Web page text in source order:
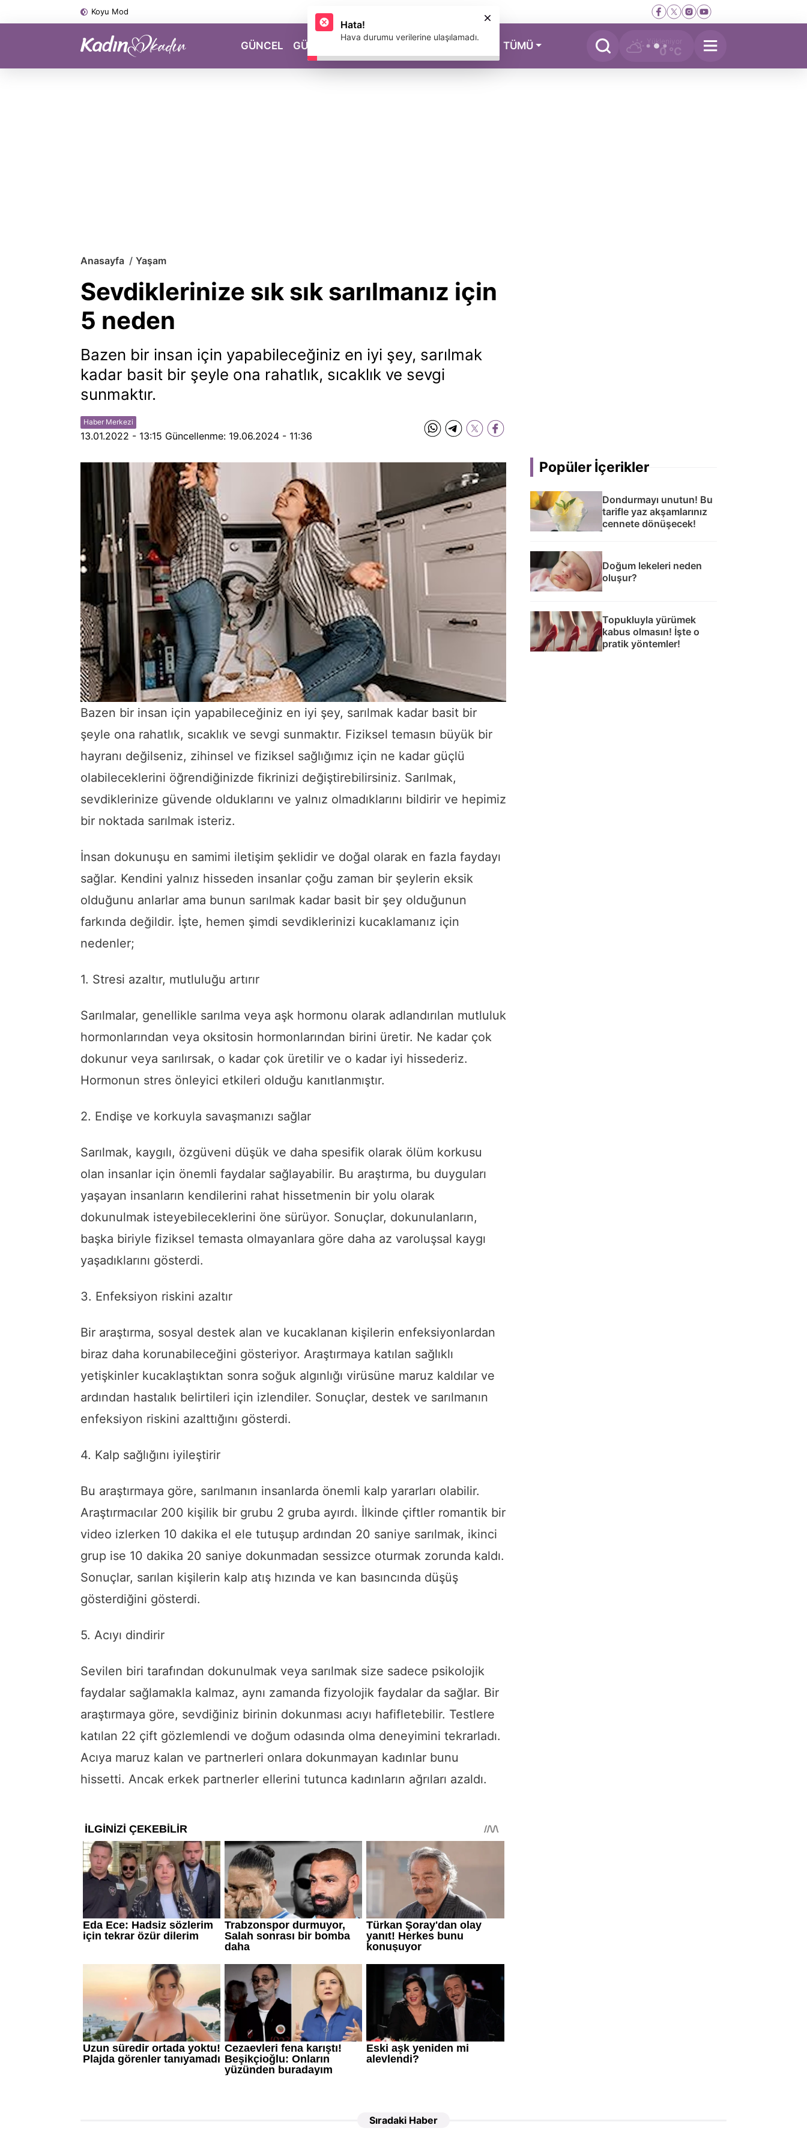
Koyu Mod
GÜNCEL GÜZELLİK MAGAZİN TÜMÜ Yükleniyor
0 °C
Anasayfa Yaşam
Sevdiklerinize sık sık sarılmanız için
5 neden
Bazen bir insan için yapabileceğiniz en iyi şey, sarılmak
kadar basit bir şeyle ona rahatlık, sıcaklık ve sevgi
sunmaktır.
Haber Merkezi
13.01.2022 - 13:15 Güncellenme: 19.06.2024 - 11:36
Bazen bir insan için yapabileceğiniz en iyi şey, sarılmak kadar basit bir
şeyle ona rahatlık, sıcaklık ve sevgi sunmaktır. Fiziksel temasın büyük bir
hayranı değilseniz, zihinsel ve fiziksel sağlığımız için ne kadar güçlü
olabileceklerini öğrendiğinizde fikrinizi değiştirebilirsiniz. Sarılmak,
sevdiklerinize güvende olduklarını ve yalnız olmadıklarını bildirir ve hepimiz
bir noktada sarılmak isteriz.
İnsan dokunuşu en samimi iletişim şeklidir ve doğal olarak en fazla faydayı
sağlar. Kendini yalnız hisseden insanlar çoğu zaman bir şeylerin eksik
olduğunu anlarlar ama bunun sarılmak kadar basit bir şey olduğunun
farkında değildir. İşte, hemen şimdi sevdiklerinizi kucaklamanız için
nedenler;
1. Stresi azaltır, mutluluğu artırır
Sarılmalar, genellikle sarılma veya aşk hormonu olarak adlandırılan mutluluk
hormonlarından veya oksitosin hormonlarından birini üretir. Ne kadar çok
dokunur veya sarılırsak, o kadar çok üretilir ve o kadar iyi hissederiz.
Hormonun stres önleyici etkileri olduğu kanıtlanmıştır.
2. Endişe ve korkuyla savaşmanızı sağlar
Sarılmak, kaygılı, özgüveni düşük ve daha spesifik olarak ölüm korkusu
olan insanlar için önemli faydalar sağlayabilir. Bu araştırma, bu duyguları
yaşayan insanların kendilerini rahat hissetmenin bir yolu olarak
dokunulmak isteyebileceklerini öne sürüyor. Sonuçlar, dokunulanların,
başka biriyle fiziksel temasta olmayanlara göre daha az varoluşsal kaygı
yaşadıklarını gösterdi.
3. Enfeksiyon riskini azaltır
Bir araştırma, sosyal destek alan ve kucaklanan kişilerin enfeksiyonlardan
biraz daha korunabileceğini gösteriyor. Araştırmaya katılan sağlıklı
yetişkinler kucaklaştıktan sonra soğuk algınlığı virüsüne maruz kaldılar ve
ardından hastalık belirtileri için izlendiler. Sonuçlar, destek ve sarılmanın
enfeksiyon riskini azalttığını gösterdi.
4. Kalp sağlığını iyileştirir
Bu araştırmaya göre, sarılmanın insanlarda önemli kalp yararları olabilir.
Araştırmacılar 200 kişilik bir grubu 2 gruba ayırdı. İlkinde çiftler romantik bir
video izlerken 10 dakika el ele tutuşup ardından 20 saniye sarılmak, ikinci
grup ise 10 dakika 20 saniye dokunmadan sessizce oturmak zorunda kaldı.
Sonuçlar, sarılan kişilerin kalp atış hızında ve kan basıncında düşüş
gösterdiğini gösterdi.
5. Acıyı dindirir
Sevilen biri tarafından dokunulmak veya sarılmak size sadece psikolojik
faydalar sağlamakla kalmaz, aynı zamanda fizyolojik faydalar da sağlar. Bir
araştırmaya göre, sevdiğiniz birinin dokunması acıyı hafifletebilir. Testlere
katılan 22 çift gözlemlendi ve doğum odasında olma deneyimini tekrarladı.
Acıya maruz kalan ve partnerleri onlara dokunmayan kadınlar bunu
hissetti. Ancak erkek partnerler ellerini tutunca kadınların ağrıları azaldı.
Popüler İçerikler
Dondurmayı unutun! Bu
tarifle yaz akşamlarınız
cennete dönüşecek!
Doğum lekeleri neden
oluşur?
Topukluyla yürümek
kabus olmasın! İşte o
pratik yöntemler!
Sıradaki Haber